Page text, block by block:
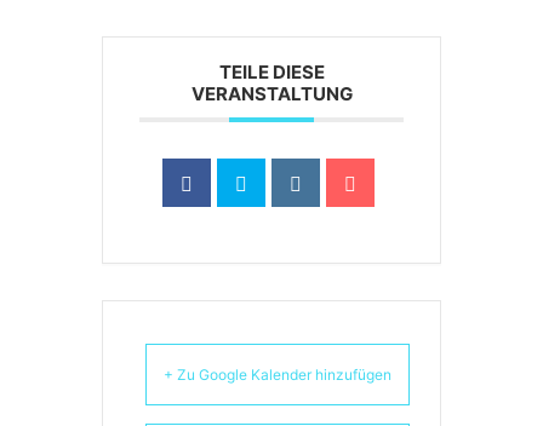
TEILE DIESE
VERANSTALTUNG
+ Zu Google Kalender hinzufügen